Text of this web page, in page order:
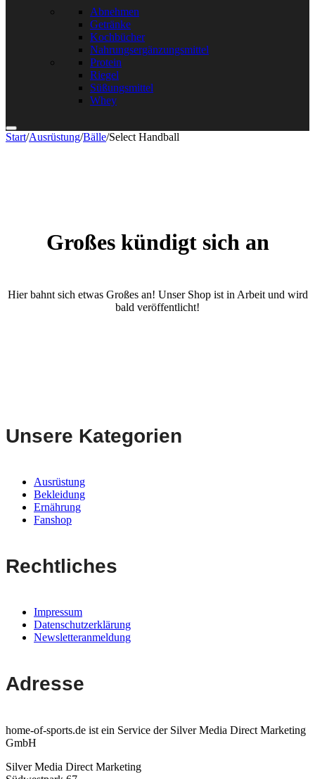
Abnehmen
Getränke
Kochbücher
Nahrungsergänzungsmittel
Protein
Riegel
Süßungsmittel
Whey
Start/Ausrüstung/Bälle/Select Handball
Großes kündigt sich an
Hier bahnt sich etwas Großes an! Unser Shop ist in Arbeit und wird
bald veröffentlicht!
Unsere Kategorien
Ausrüstung
Bekleidung
Ernährung
Fanshop
Rechtliches
Impressum
Datenschutzerklärung
Newsletteranmeldung
Adresse
home-of-sports.de ist ein Service der Silver Media Direct Marketing
GmbH
Silver Media Direct Marketing